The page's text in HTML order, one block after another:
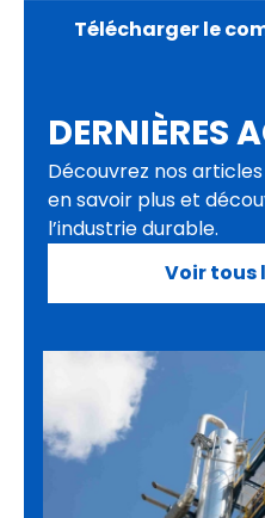
Télécharger le
DERNIÈRES
Découvrez nos
en savoir plus et
l’industrie durable.
Voir tous